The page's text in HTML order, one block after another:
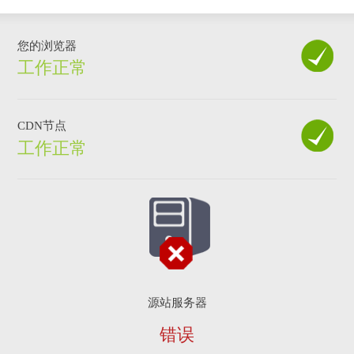
您的浏览器
工作正常
CDN节点
工作正常
源站服务器
错误